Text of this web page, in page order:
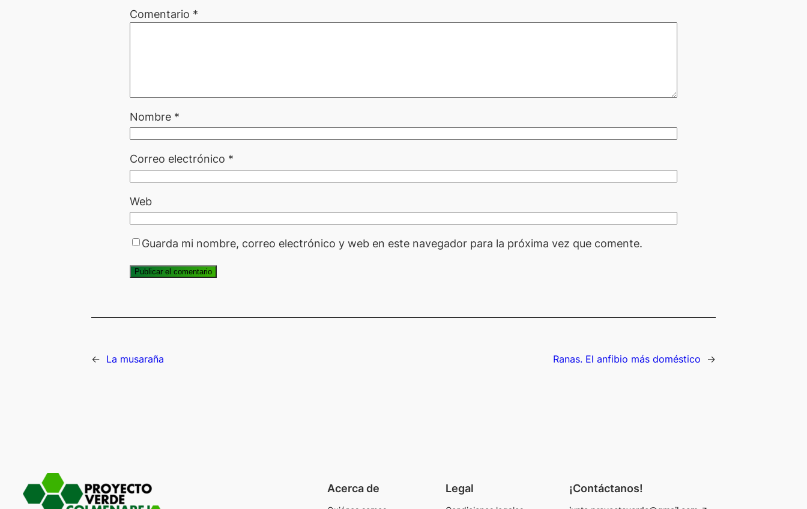
Comentario *
Nombre *
Correo electrónico *
Web
Guarda mi nombre, correo electrónico y web en este navegador para la próxima vez que comente.
← La musaraña Ranas. El anfibio más doméstico →
Acerca de Legal ¡Contáctanos!